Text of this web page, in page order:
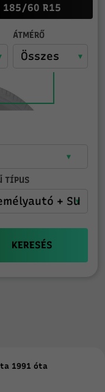
185/60 R15
ÁTMÉRŐ
TÍPUS
KERESÉS
1991 óta